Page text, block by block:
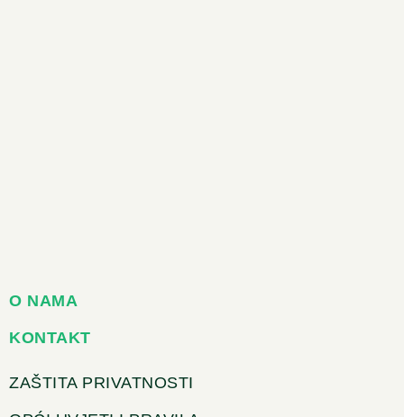
O NAMA
KONTAKT
ZAŠTITA PRIVATNOSTI